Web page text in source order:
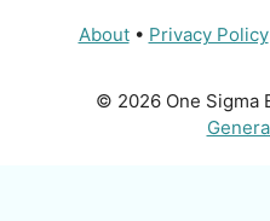
About• Privacy Policy
© 2026 One Sigma